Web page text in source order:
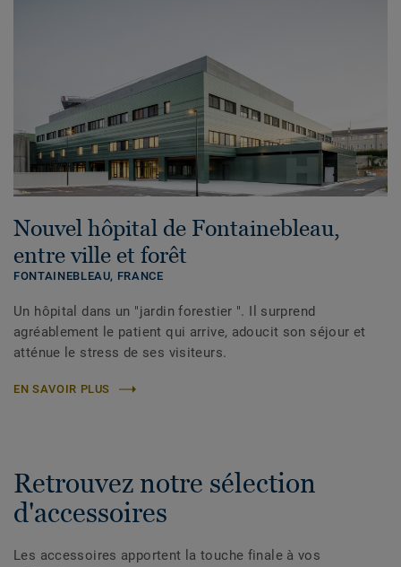
Nouvel hôpital de Fontainebleau,
entre ville et forêt
FONTAINEBLEAU, FRANCE
Un hôpital dans un "jardin forestier ". Il surprend
agréablement le patient qui arrive, adoucit son séjour et
atténue le stress de ses visiteurs.
EN SAVOIR PLUS
Retrouvez notre sélection
d'accessoires
Les accessoires apportent la touche finale à vos